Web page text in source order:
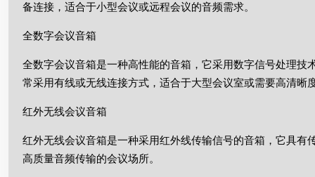
备连接，适合于小型会议或远程会议的音频需求。
全数字会议音箱
全数字会议音箱是一种高性能的音箱，它采用数字信号处理
常采用有线或无线连接方式，适合于大型会议室或需要高清晰
红外无线会议音箱
红外无线会议音箱是一种采用红外线传输信号的音箱，它具
高质量音频传输的会议场所。